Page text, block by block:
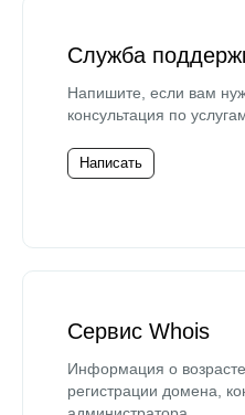
Служба
Напишите, если вам
консультация по
Написать
Сервис Whois
Информация о
регистрации домена,